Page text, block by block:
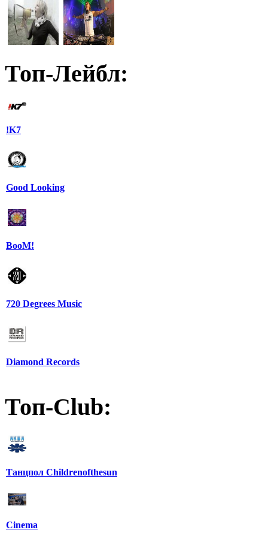
Топ-Лейбл:
!K7
Good Looking
BooM!
720 Degrees Music
Diamond Records
Топ-Club:
Танцпол Childrenofthesun
Cinema